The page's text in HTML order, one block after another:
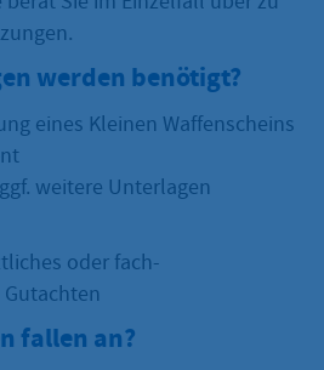
werden benötigt?
eines Kleinen Waffenscheins
weitere Unterlagen
oder fach-
fallen an?